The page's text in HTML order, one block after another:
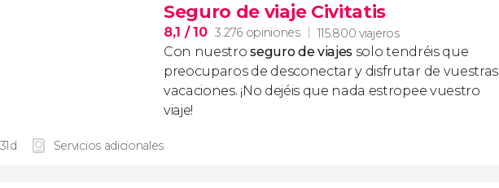
Seguro de viaje Civitatis
8,1 / 10 3.276 opiniones 115.800 viajeros
Con nuestroseguro de viajes solo tendréis que
preocuparos de desconectar y disfrutar de vuestras
vacaciones. ¡No dejéis que nada estropee vuestro
viaje!
Servicios adicionales